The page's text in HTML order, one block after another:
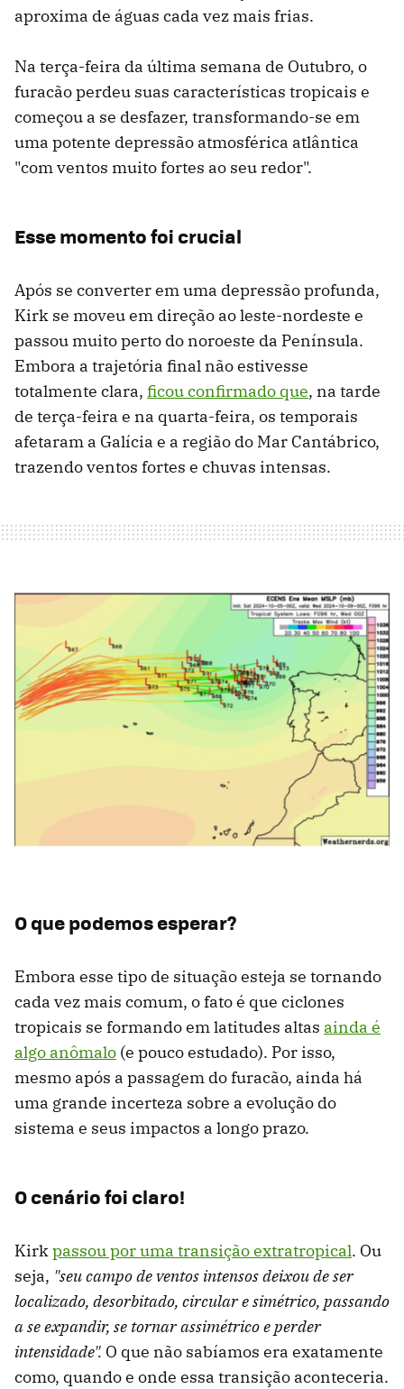
aproxima de águas cada vez mais frias.
Na terça-feira da última semana de Outubro, o
furacão perdeu suas características tropicais e
começou a se desfazer, transformando-se em
uma potente depressão atmosférica atlântica
"com ventos muito fortes ao seu redor".
Esse momento foi crucial
Após se converter em uma depressão profunda,
Kirk se moveu em direção ao leste-nordeste e
passou muito perto do noroeste da Península.
Embora a trajetória final não estivesse
totalmente clara, ficou confirmado que, na tarde
de terça-feira e na quarta-feira, os temporais
afetaram a Galícia e a região do Mar Cantábrico,
trazendo ventos fortes e chuvas intensas.
O que podemos esperar?
Embora esse tipo de situação esteja se tornando
cada vez mais comum, o fato é que ciclones
tropicais se formando em latitudes altas ainda é
algo anômalo (e pouco estudado). Por isso,
mesmo após a passagem do furacão, ainda há
uma grande incerteza sobre a evolução do
sistema e seus impactos a longo prazo.
O cenário foi claro!
Kirkpassou por uma transição extratropical. Ou
seja, "seu campo de ventos intensos deixou de ser
localizado, desorbitado, circular e simétrico, passando
a se expandir, se tornar assimétrico e perder
intensidade". O que não sabíamos era exatamente
como, quando e onde essa transição aconteceria.